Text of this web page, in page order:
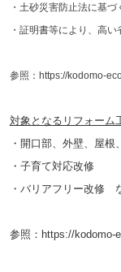
・土砂災害防止法に基
・証明書等により、高い
参照：https://kodomo-
対象となるリフォーム
・開口部、外壁、屋
・子育て対応改修
・バリアフリー改修
参照：https://kodomo-